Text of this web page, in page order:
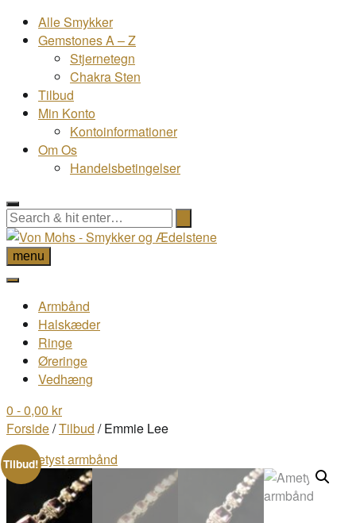
Alle Smykker
Gemstones A – Z
Stjernetegn
Chakra Sten
Tilbud
Min Konto
Kontoinformationer
Om Os
Handelsbetingelser
menu
Armbånd
Halskæder
Ringe
Øreringe
Vedhæng
0 - 0,00 kr
Forside/Tilbud / Emmie Lee
Tilbud!